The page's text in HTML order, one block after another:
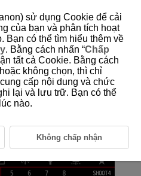
Reduction
at shutter speeds of one
noise reduction ].
sử dụng Cookie để cải
của bạn và phân tích hoạt
Bạn có thể tìm hiểu thêm về
. Bằng cách nhấn “Chấp
tất cả Cookie. Bằng cách
hoặc không chọn, thì chỉ
cấp nội dung và chức
lại và lưu trữ. Bạn có thể
nào.
Không chấp nhận